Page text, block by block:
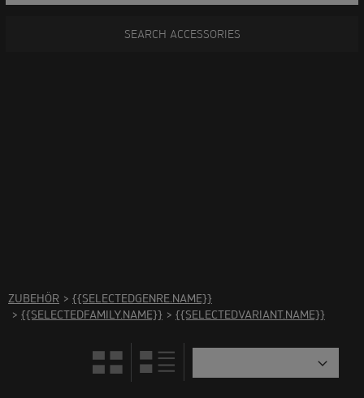
SEARCH ACCESSORIES
ZUBEHÖR > {{SELECTEDGENRE.NAME}}
> {{SELECTEDFAMILY.NAME}} > {{SELECTEDVARIANT.NAME}}